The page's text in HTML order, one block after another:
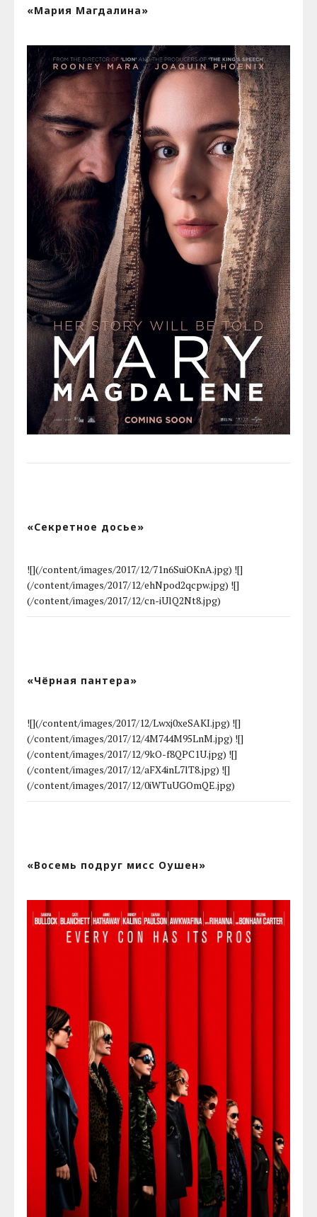
«Мария Магдалина»
«Секретное досье»
![](/content/images/2017/12/71n6SuiOKnA.jpg) ![]
(/content/images/2017/12/ehNpod2qcpw.jpg) ![]
(/content/images/2017/12/cn-iUlQ2Nt8.jpg)
«Чёрная пантера»
![](/content/images/2017/12/Lwxj0xeSAKI.jpg) ![]
(/content/images/2017/12/4M744M95LnM.jpg) ![]
(/content/images/2017/12/9kO-f8QPC1U.jpg) ![]
(/content/images/2017/12/aFX4inL7lT8.jpg) ![]
(/content/images/2017/12/0iWTuUGOmQE.jpg)
«Восемь подруг мисс Оушен»